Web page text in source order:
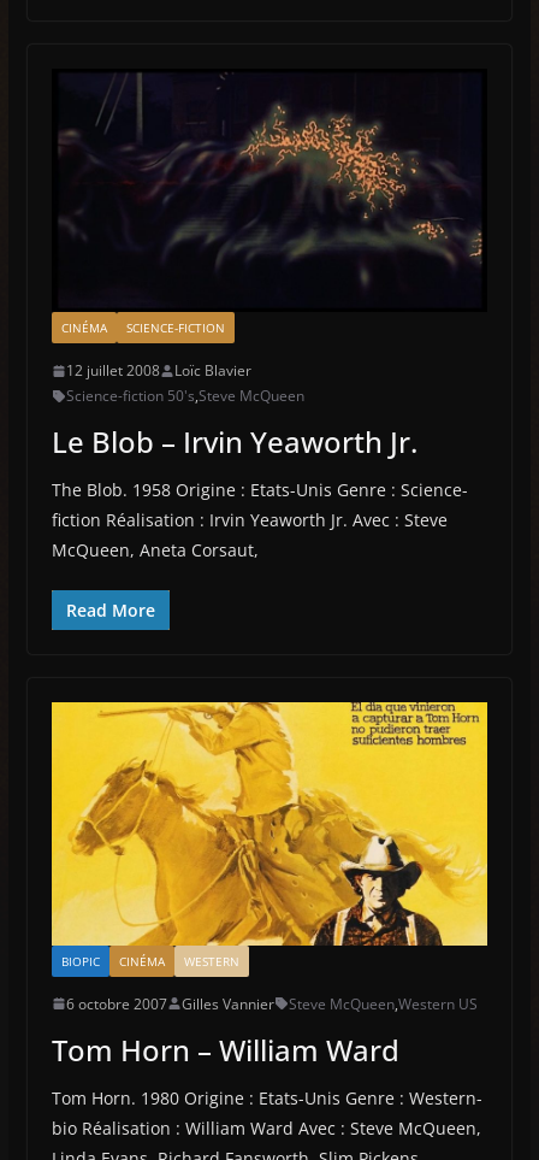
CINÉMA SCIENCE-FICTION
12 juillet 2008
Loïc Blavier
Science-fiction 50's,Steve McQueen
Le Blob – Irvin Yeaworth Jr.
The Blob. 1958 Origine : Etats-Unis Genre : Science-
fiction Réalisation : Irvin Yeaworth Jr. Avec : Steve
McQueen, Aneta Corsaut,
Read More
BIOPIC CINÉMA WESTERN
6 octobre 2007 Gilles Vannier Steve McQueen,Western US
Tom Horn – William Ward
Tom Horn. 1980 Origine : Etats-Unis Genre : Western-
bio Réalisation : William Ward Avec : Steve McQueen,